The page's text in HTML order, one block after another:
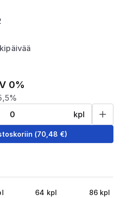
0%
kpl
(70,48 €)
64 kpl 86 kpl